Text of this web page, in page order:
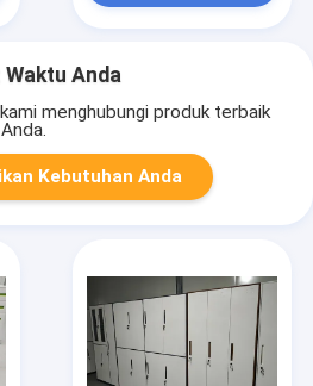
Waktu Anda
menghubungi produk terbaik
Kebutuhan Anda